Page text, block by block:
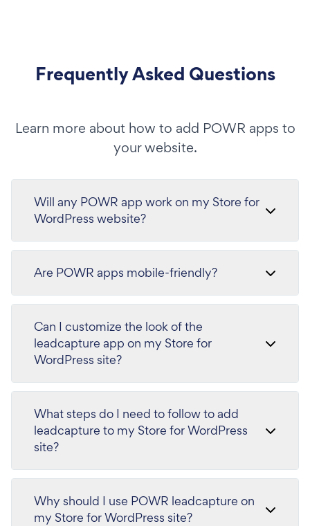
Frequently Asked Questions
Learn more about how to add POWR apps to
your website.
Will any POWR app work on my Store for
WordPress website?
Are POWR apps mobile-friendly?
Can I customize the look of the
leadcapture app on my Store for
WordPress site?
What steps do I need to follow to add
leadcapture to my Store for WordPress
site?
Why should I use POWR leadcapture on
my Store for WordPress site?